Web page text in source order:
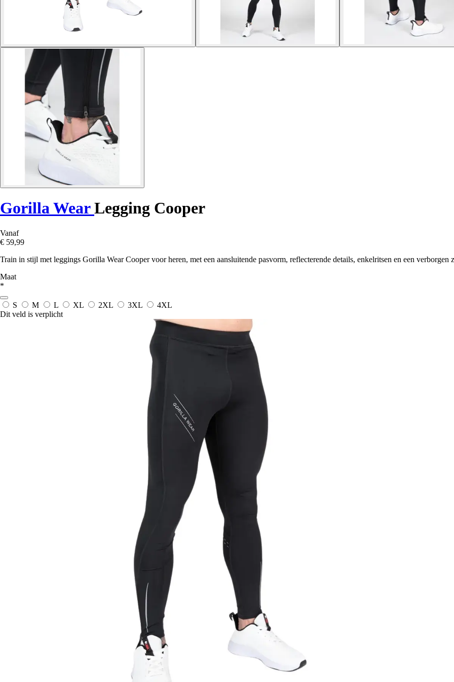
Gorilla WearLegging Cooper
Vanaf
€ 59,99
Train in stijl met leggings Gorilla Wear Cooper voor heren, met een aansluitende pasvorm, reflecterende details, enkelritsen en een verborgen
Maat
*
S M L XL 2XL 3XL
4XL
Dit veld is verplicht